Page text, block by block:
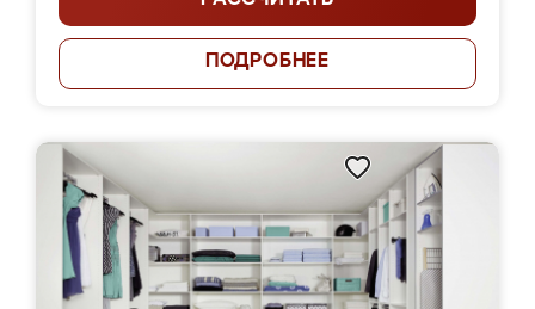
ПОДРОБНЕЕ